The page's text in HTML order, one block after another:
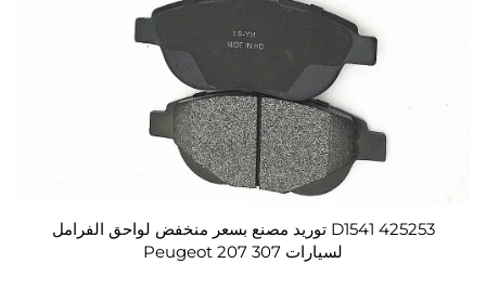
D1541 425253 توريد مصنع بسعر منخفض لواحق الفرامل
لسيارات Peugeot 207 307